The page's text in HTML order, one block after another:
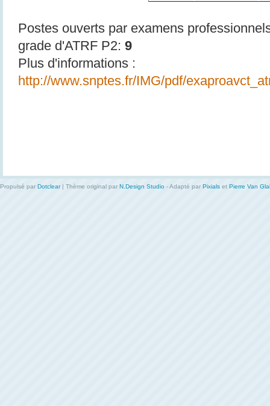
Postes ouverts par examens
grade d'ATRF P2: 9
Plus d'informations :
http://www.snptes.fr/IMG/pdf/
Propulsé par Dotclear| Thème original par N.Design Studio - Adapté par Pixials et Pierre Van